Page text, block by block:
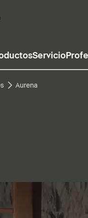
Servicio
Aurena